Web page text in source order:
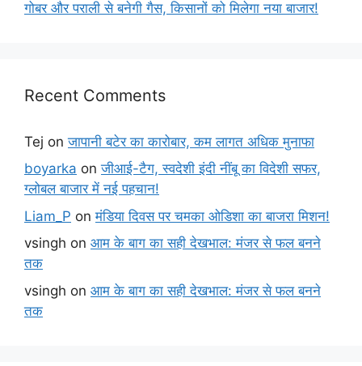
गोबर और पराली से बनेगी गैस, किसानों को मिलेगा नया बाजार!
Recent Comments
Tej onजापानी बटेर का कारोबार, कम लागत अधिक मुनाफा
boyarka onजीआई-टैग, स्वदेशी इंदी नींबू का विदेशी सफर,
ग्लोबल बाजार में नई पहचान!
Liam_P onमंडिया दिवस पर चमका ओडिशा का बाजरा मिशन!
vsingh on आम के बाग का सही देखभाल: मंजर से फल बनने
तक
vsingh on आम के बाग का सही देखभाल: मंजर से फल बनने
तक